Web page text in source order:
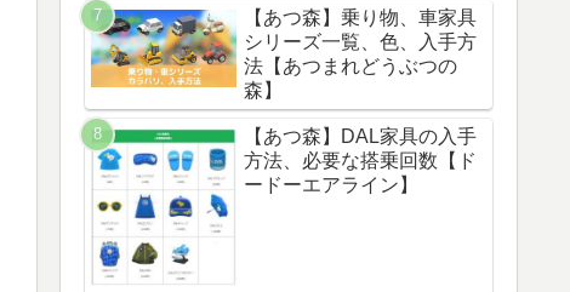
【あつ森】乗り物、車家具
シリーズ一覧、色、入手方
法【あつまれどうぶつの
森】
【あつ森】DAL家具の入手
方法、必要な搭乗回数【ド
ードーエアライン】